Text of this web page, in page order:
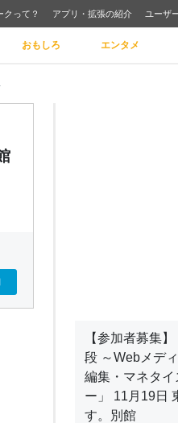
クって？ アプリ・拡張の紹介 ユーザ
おもしろ エンタメ
【参加者募集
段 ～Webメデ
編集・マネタ
ー」 11月19日
す。別館